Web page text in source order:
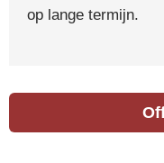
op lange termijn.